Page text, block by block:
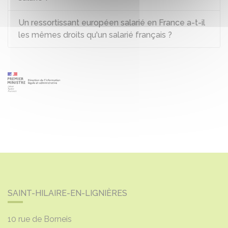
Un ressortissant européen salarié en France a-t-il
les mêmes droits qu'un salarié français ?
SAINT-HILAIRE-EN-LIGNIÈRES
10 rue de Borneis